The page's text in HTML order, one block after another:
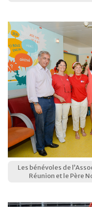
Les bénévoles de
Réunion et le Père